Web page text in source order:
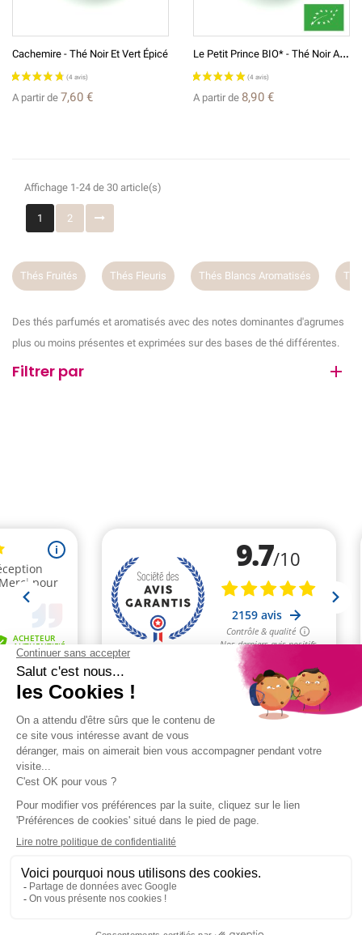
(1 avis)
Cachemire - Thé Noir Et Vert Épicé
A partir de 7,60 €
L
E Petit Prince BIO* - Thé Noir Aromatisé
A partir de 8,90 €
Affichage 1-24 de 30 article(s)
1 2
Thés Fruités Thés Fleuris Thés Blancs Aromatisés
Des thés parfumés et aromatisés avec des notes dominantes d'agrumes
plus ou moins présentes et exprimées sur des bases de thé différentes.
Filtrer par
SÉCURISÉ
SELON CONDITIONS
GRATUITS
SERVICE CLIENT
03 28 52 43 70
ÉTHIQUE
& QUALITÉ